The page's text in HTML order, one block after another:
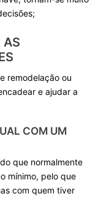
AS
remodelação ou
e ajudar a
COM UM
que normalmente
mínimo, pelo que
com quem tiver